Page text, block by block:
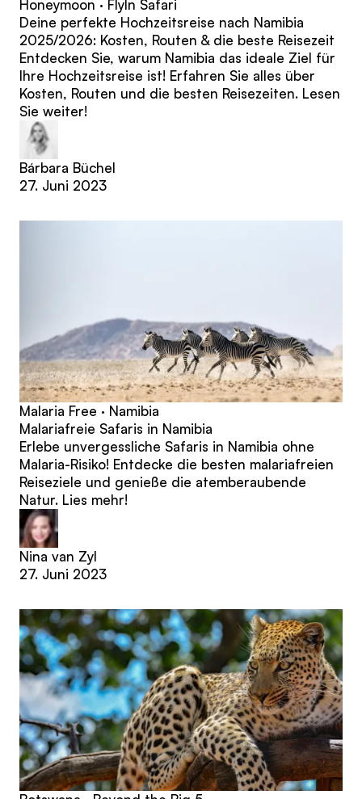
Honeymoon · FlyIn Safari
Deine perfekte Hochzeitsreise nach Namibia
2025/2026: Kosten, Routen & die beste Reisezeit
Entdecken Sie, warum Namibia das ideale Ziel für
Ihre Hochzeitsreise ist! Erfahren Sie alles über
Kosten, Routen und die besten Reisezeiten. Lesen
Sie weiter!
Bárbara Büchel
27. Juni 2023
Malaria Free · Namibia
Malariafreie Safaris in Namibia
Erlebe unvergessliche Safaris in Namibia ohne
Malaria-Risiko! Entdecke die besten malariafreien
Reiseziele und genieße die atemberaubende
Natur. Lies mehr!
Nina van Zyl
27. Juni 2023